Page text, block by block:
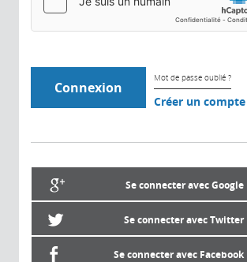
Mot de passe oublié ?
Créer un compte
Se connecter avec Google
Se connecter avec Twitter
Se connecter avec Facebook